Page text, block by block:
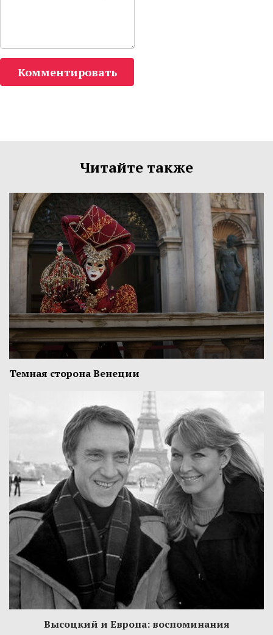
Комментировать
Читайте также
Темная сторона Венеции
Высоцкий и Европа: воспоминания